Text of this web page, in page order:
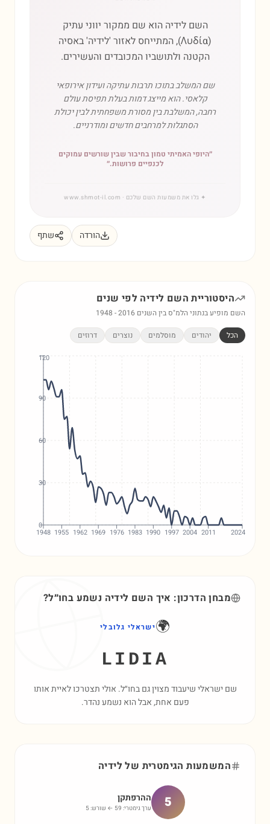
השם לידיה הוא שם ממקור יווני עתיק
(Λυδία), המתייחס לאזור 'לידיה' באסיה
הקטנה ולתושביו המכובדים והעשירים.
שם המשלב בתוכו תרבות עתיקה ועידון אירופאי
קלאסי. הוא מייצג דמות בעלת תפיסת עולם
רחבה, המשלבת בין מסורת משפחתית לבין יכולת
הסתגלות למרחבים חדשים ומודרניים.
״היופי האמיתי טמון בחיבור שבין שורשים עמוקים
לכנפיים פרושות.״
✦ גלו את משמעות השם שלכם · www.shmot-il.com
הורדה שתף
היסטוריית השם לידיה לפי שנים
השם מופיע בנתוני הלמ"ס בין השנים 1948 -2016
הכל יהודים מוסלמים נוצרים דרוזים
1948 1955 1962 1969 1976 1983 1990 1997 2004 2011 2024
0
30
60
90
120
מבחן הדרכון: איך השם לידיה נשמע בחו״ל?
🌍ישראלי גלובלי
LIDIA
שם ישראלי שיעבוד מצוין גם בחו״ל. אולי תצטרכו לאיית אותו
פעם אחת, אבל הוא נשמע נהדר.
המשמעות הגימטרית שללידיה
5 ההרפתקן
ערך גימטרי: 59 ← שורש: 5